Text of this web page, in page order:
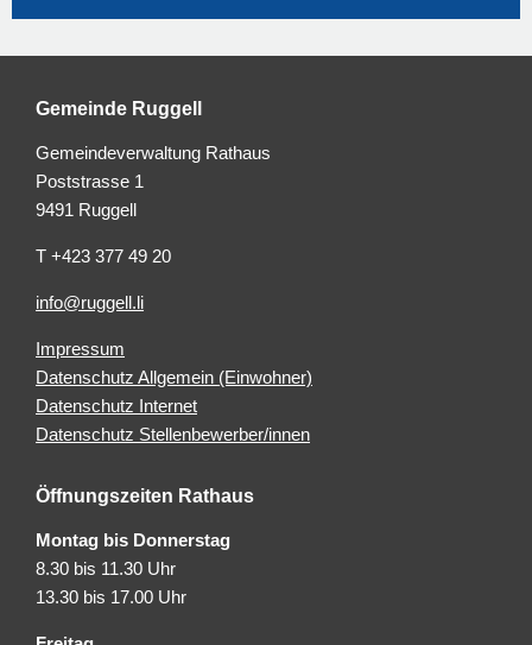
Gemeinde Ruggell
Gemeindeverwaltung Rathaus
Poststrasse 1
9491 Ruggell
T +423 377 49 20
info@ruggell.li
Impressum
Datenschutz Allgemein (Einwohner)
Datenschutz Internet
Datenschutz Stellenbewerber/innen
Öffnungszeiten Rathaus
Montag bis Donnerstag
8.30 bis 11.30 Uhr
13.30 bis 17.00 Uhr